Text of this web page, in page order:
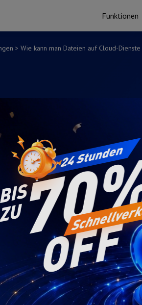
Funktionen
> Wie kann man Dateien auf Cloud-
mit